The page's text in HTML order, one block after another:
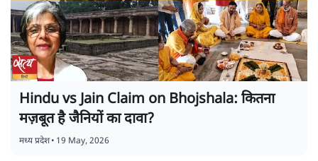
Hindu vs Jain Claim on Bhojshala: कितना
मज़बूत है जैनियों का दावा?
मध्य प्रदेश• 19 May, 2026